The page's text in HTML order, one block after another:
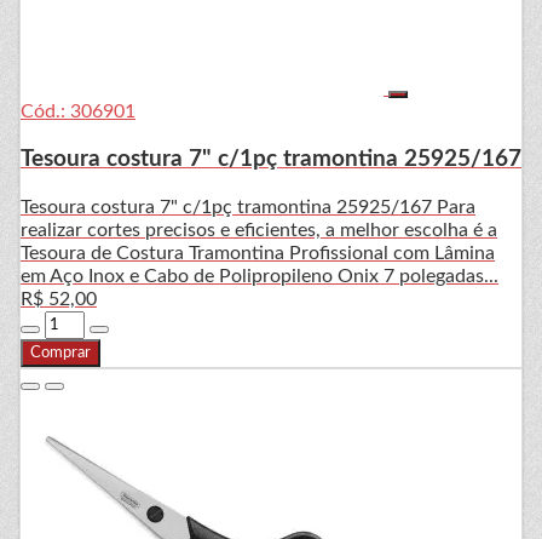
Cód.: 306901
Tesoura costura 7" c/1pç tramontina 25925/167
Tesoura costura 7" c/1pç tramontina 25925/167 Para
realizar cortes precisos e eficientes, a melhor escolha é a
Tesoura de Costura Tramontina Profissional com Lâmina
em Aço Inox e Cabo de Polipropileno Onix 7 polegadas...
R$ 52,00
Comprar